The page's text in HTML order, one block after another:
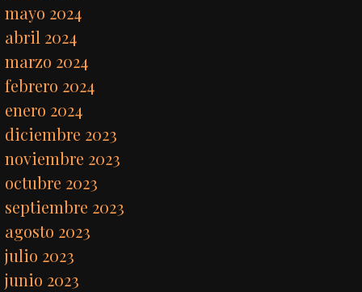
mayo 2024
abril 2024
marzo 2024
febrero 2024
enero 2024
diciembre 2023
noviembre 2023
octubre 2023
septiembre 2023
agosto 2023
julio 2023
junio 2023